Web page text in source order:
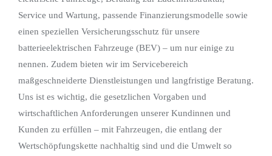
Service und Wartung, passende Finanzierungsmodelle sowie
einen speziellen Versicherungsschutz für unsere
batterieelektrischen Fahrzeuge (BEV) – um nur einige zu
nennen. Zudem bieten wir im Servicebereich
maßgeschneiderte Dienstleistungen und langfristige Beratung.
Uns ist es wichtig, die gesetzlichen Vorgaben und
wirtschaftlichen Anforderungen unserer Kundinnen und
Kunden zu erfüllen – mit Fahrzeugen, die entlang der
Wertschöpfungskette nachhaltig sind und die Umwelt so